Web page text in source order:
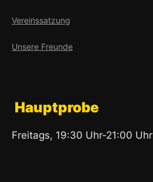
Vereinssatzung
Unsere Freunde
Hauptprobe
Freitags, 19:30 Uhr-21:00 Uhr